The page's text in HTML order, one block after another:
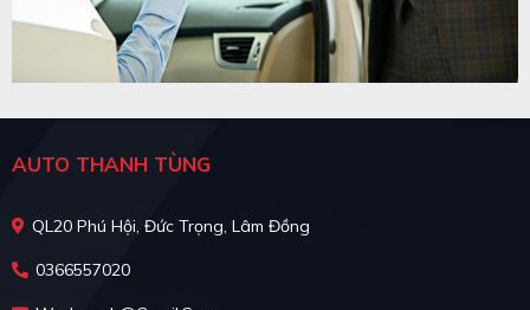
AUTO THANH TÙNG
QL20 Phú Hội, Đức Trọng, Lâm Đồng
0366557020